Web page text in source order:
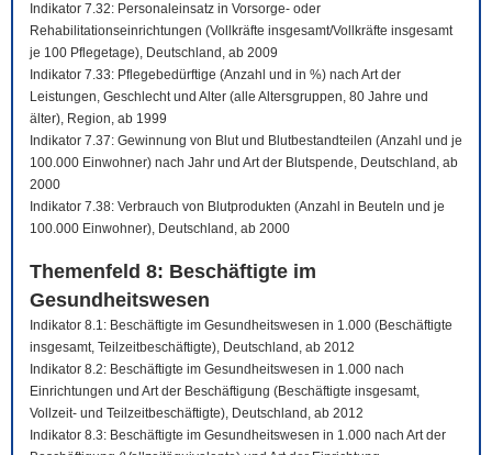
Indikator 7.32: Personaleinsatz in Vorsorge- oder
Rehabilitationseinrichtungen (Vollkräfte insgesamt/Vollkräfte insgesamt
je 100 Pflegetage), Deutschland, ab 2009
Indikator 7.33: Pflegebedürftige (Anzahl und in %) nach Art der
Leistungen, Geschlecht und Alter (alle Altersgruppen, 80 Jahre und
älter), Region, ab 1999
Indikator 7.37: Gewinnung von Blut und Blutbestandteilen (Anzahl und je
100.000 Einwohner) nach Jahr und Art der Blutspende, Deutschland, ab
2000
Indikator 7.38: Verbrauch von Blutprodukten (Anzahl in Beuteln und je
100.000 Einwohner), Deutschland, ab 2000
Themenfeld 8: Beschäftigte im
Gesundheitswesen
Indikator 8.1: Beschäftigte im Gesundheitswesen in 1.000 (Beschäftigte
insgesamt, Teilzeitbeschäftigte), Deutschland, ab 2012
Indikator 8.2: Beschäftigte im Gesundheitswesen in 1.000 nach
Einrichtungen und Art der Beschäftigung (Beschäftigte insgesamt,
Vollzeit- und Teilzeitbeschäftigte), Deutschland, ab 2012
Indikator 8.3: Beschäftigte im Gesundheitswesen in 1.000 nach Art der